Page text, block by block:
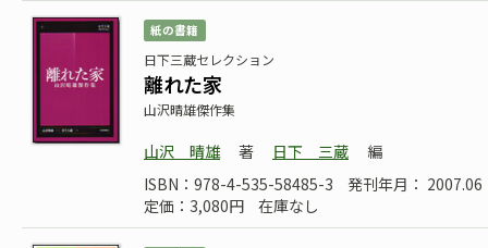
紙の書籍
日下三蔵セレクション
離れた家
山沢晴雄傑作集
山沢 晴雄 著 日下 三蔵
編
ISBN：978-4-535-58485-3
発刊年月： 2007.06
定価：3,080円
在庫なし